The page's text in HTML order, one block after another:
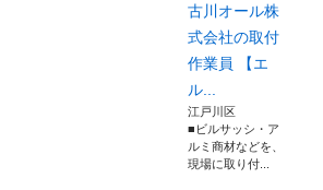
古川オール株
式会社の取付
作業員 【エ
ル...
江戸川区
■ビルサッシ・ア
ルミ商材などを、
現場に取り付...